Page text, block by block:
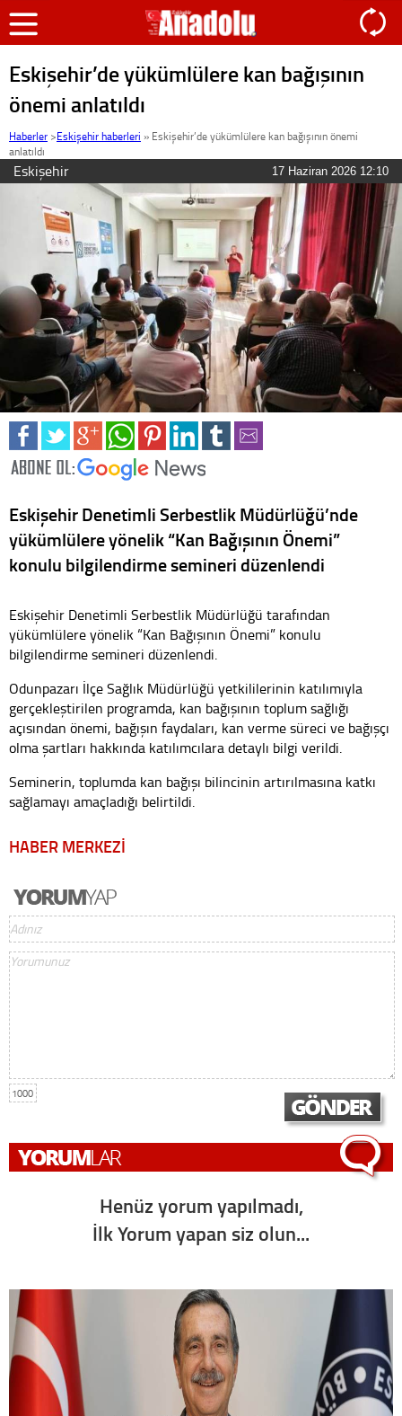
Eskişehir’de yükümlülere kan bağışının
önemi anlatıldı
Haberler >Eskişehir haberleri » Eskişehir’de yükümlülere kan bağışının önemi
anlatıldı
Eskişehir 17 Haziran 2026 12:10
Eskişehir Denetimli Serbestlik Müdürlüğü’nde
yükümlülere yönelik “Kan Bağışının Önemi”
konulu bilgilendirme semineri düzenlendi
Eskişehir Denetimli Serbestlik Müdürlüğü tarafından
yükümlülere yönelik “Kan Bağışının Önemi” konulu
bilgilendirme semineri düzenlendi.
Odunpazarı İlçe Sağlık Müdürlüğü yetkililerinin katılımıyla
gerçekleştirilen programda, kan bağışının toplum sağlığı
açısından önemi, bağışın faydaları, kan verme süreci ve bağışçı
olma şartları hakkında katılımcılara detaylı bilgi verildi.
Seminerin, toplumda kan bağışı bilincinin artırılmasına katkı
sağlamayı amaçladığı belirtildi.
HABER MERKEZİ
1000
Henüz yorum yapılmadı,
İlk Yorum yapan siz olun...